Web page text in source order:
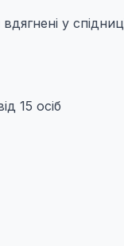
у
15 осіб